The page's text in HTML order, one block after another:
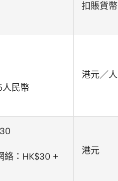
扣賬貨幣
人民幣
港元／
絡：HK$30 +
港元